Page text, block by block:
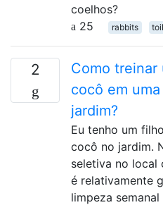
coelhos?
25
rabbits
2
Como treinar
cocô em
jardim?
Eu tenho um
cocô no jardim.
seletiva no local
é relativamente
limpeza